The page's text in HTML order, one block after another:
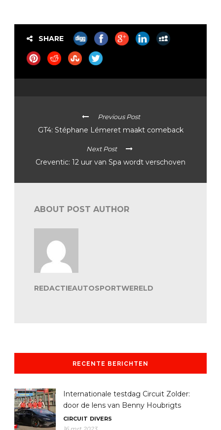
SHARE
Previous Post
GT4: Stéphane Lémeret maakt comeback
Next Post
Creventic: 12 uur van Spa wordt verschoven
ABOUT POST AUTHOR
REDACTIEAUTOSPORTWERELD
RECENTE BERICHTEN
Internationale testdag Circuit Zolder:
door de lens van Benny Houbrigts
CIRCUIT DIVERS